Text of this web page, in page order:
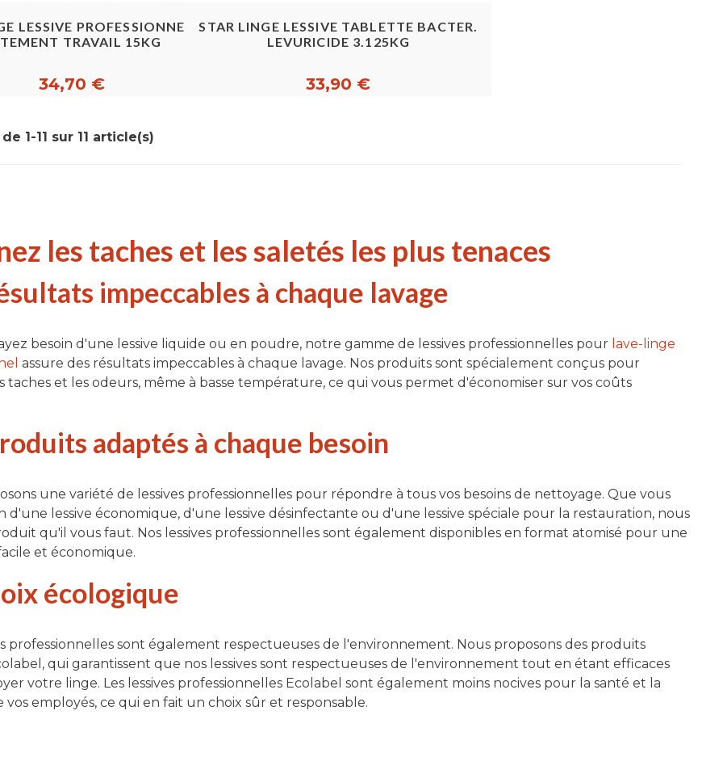
LESSIVE PROFESSIONNELLE
TRAVAIL 15KG
34,70 €
STAR LINGE LESSIVE TABLETTE BACTER.
LEVURICIDE 3.125KG
33,90 €
1-11 sur 11 article(s)
les taches et les saletés les plus tenaces
impeccables à chaque lavage
besoin d'une lessive liquide ou en poudre, notre gamme de lessives professionnelles pour lave-linge
assure des résultats impeccables à chaque lavage. Nos produits sont spécialement conçus pour
taches et les odeurs, même à basse température, ce qui vous permet d'économiser sur vos coûts
adaptés à chaque besoin
une variété de lessives professionnelles pour répondre à tous vos besoins de nettoyage. Que vous
d'une lessive économique, d'une lessive désinfectante ou d'une lessive spéciale pour la restauration, nous
qu'il vous faut. Nos lessives professionnelles sont également disponibles en format atomisé pour une
et économique.
écologique
professionnelles sont également respectueuses de l'environnement. Nous proposons des produits
qui garantissent que nos lessives sont respectueuses de l'environnement tout en étant efficaces
votre linge. Les lessives professionnelles Ecolabel sont également moins nocives pour la santé et la
vos employés, ce qui en fait un choix sûr et responsable.